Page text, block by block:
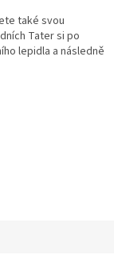
také svou
Tater si po
lepidla a následně